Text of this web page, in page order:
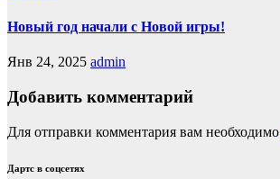
Новый год начали с Новой игры!
Янв 24, 2025 admin
Добавить комментарий
Для отправки комментария вам необходимо
Дартс в соцсетях